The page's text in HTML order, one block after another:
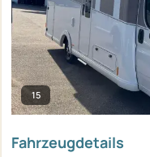
15
Fahrzeugdetails